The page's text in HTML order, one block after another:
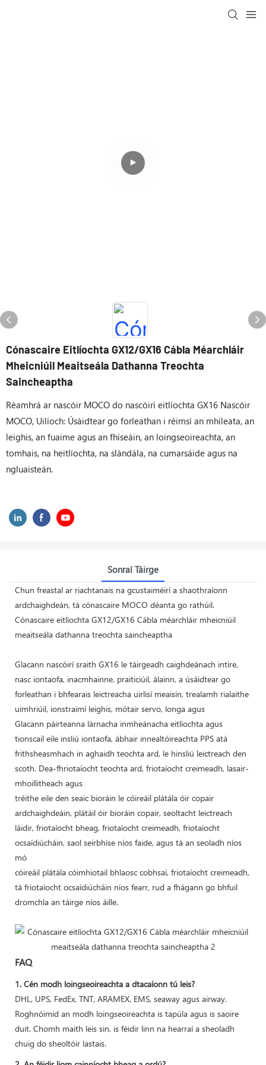
Cónascaire Eitlíochta GX12/GX16 Cábla Méarchláir
Mheicniúil Meaitseála Dathanna Treochta
Saincheaptha
Réamhrá ar nascóir MOCO do nascóirí eitlíochta GX16 Nascóir
MOCO, Uilíoch: Úsáidtear go forleathan i réimsí an mhíleata, an
leighis, an fuaime agus an fhíseáin, an loingseoireachta, an
tomhais, na heitlíochta, na slándála, na cumarsáide agus na
ngluaisteán.
Sonraí Táirge
Chun freastal ar riachtanais na gcustaiméirí a shaothraíonn
ardchaighdeán, tá cónascaire MOCO déanta go rathúil.
Cónascaire eitlíochta GX12/GX16 Cábla méarchláir mheicniúil
meaitseála dathanna treochta saincheaptha
Glacann nascóirí sraith GX16 le táirgeadh caighdeánach intíre,
nasc iontaofa, inacmhainne, praiticiúil, álainn, a úsáidtear go
forleathan i bhfearais leictreacha uirlisí meaisín, trealamh rialaithe
uimhriúil, ionstraimí leighis, mótair servo, longa agus
Glacann páirteanna lárnacha inmheánacha eitlíochta agus
tionscail eile insliú iontaofa, ábhair innealtóireachta PPS atá
frithsheasmhach in aghaidh teochta ard, le hinsliú leictreach den
scoth. Dea-fhriotaíocht teochta ard, friotaíocht creimeadh, lasair-
mhoillitheach agus
tréithe eile den seaic bioráin le cóireáil plátála óir copair
ardchaighdeáin, plátáil óir bioráin copair, seoltacht leictreach
láidir, friotaíocht bheag, friotaíocht creimeadh, friotaíocht
ocsaídiúcháin, saol seirbhíse níos faide, agus tá an seoladh níos
mó
cóireáil plátála cóimhiotail bhlaosc cobhsaí, friotaíocht creimeadh,
tá friotaíocht ocsaídiúcháin níos fearr, rud a fhágann go bhfuil
dromchla an táirge níos áille.
FAQ
1. Cén modh loingseoireachta a dtacaíonn tú leis?
DHL, UPS, FedEx, TNT, ARAMEX, EMS, seaway agus airway.
Roghnóimid an modh loingseoireachta is tapúla agus is saoire
duit. Chomh maith leis sin, is féidir linn na hearraí a sheoladh
chuig do sheoltóir lastais.